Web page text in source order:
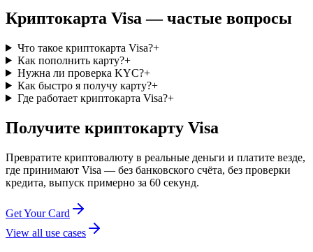
Криптокарта Visa — частые вопросы
Что такое криптокарта Visa?+
Как пополнить карту?+
Нужна ли проверка KYC?+
Как быстро я получу карту?+
Где работает криптокарта Visa?+
Получите криптокарту Visa
Превратите криптовалюту в реальные деньги и платите везде,
где принимают Visa — без банковского счёта, без проверки
кредита, выпуск примерно за 60 секунд.
Get Your Card
View all use cases